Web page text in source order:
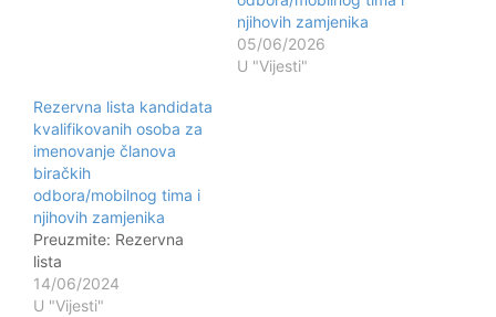
njihovih zamjenika
05/06/2026
U "Vijesti"
Rezervna lista kandidata
kvalifikovanih osoba za
imenovanje članova
biračkih
odbora/mobilnog tima i
njihovih zamjenika
Preuzmite: Rezervna
lista
14/06/2024
U "Vijesti"